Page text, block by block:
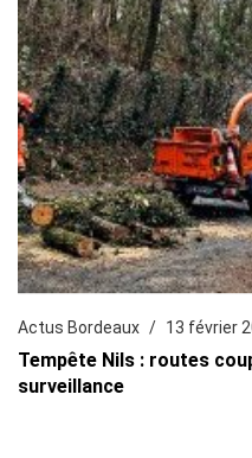
Actus Bordeaux 13 février
Tempête Nils : routes
surveillance